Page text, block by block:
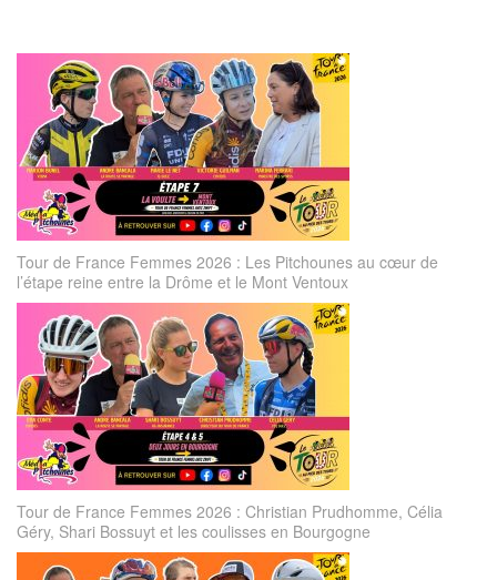
Tour de France Femmes 2026 : Les Pitchounes au cœur de
l’étape reine entre la Drôme et le Mont Ventoux
Tour de France Femmes 2026 : Christian Prudhomme, Célia
Géry, Shari Bossuyt et les coulisses en Bourgogne